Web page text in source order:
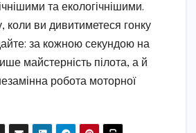
та екологічнішими.
коли ви дивитиметеся гонку
за кожною секундою на
майстерність пілота, а й
робота моторної